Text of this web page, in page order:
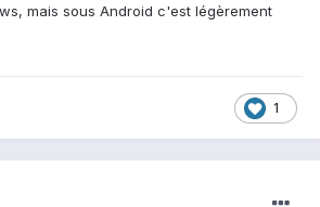
mais sous Android c'est légèrement
1